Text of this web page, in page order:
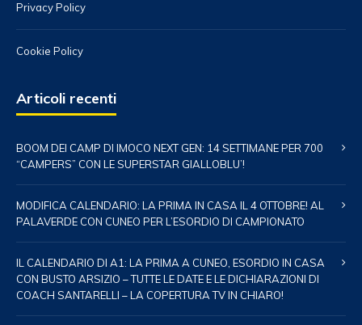
Privacy Policy
Cookie Policy
Articoli recenti
BOOM DEI CAMP DI IMOCO NEXT GEN: 14 SETTIMANE PER 700
“CAMPERS” CON LE SUPERSTAR GIALLOBLU’!
MODIFICA CALENDARIO: LA PRIMA IN CASA IL 4 OTTOBRE! AL
PALAVERDE CON CUNEO PER L’ESORDIO DI CAMPIONATO
IL CALENDARIO DI A1: LA PRIMA A CUNEO, ESORDIO IN CASA
CON BUSTO ARSIZIO – TUTTE LE DATE E LE DICHIARAZIONI DI
COACH SANTARELLI – LA COPERTURA TV IN CHIARO!